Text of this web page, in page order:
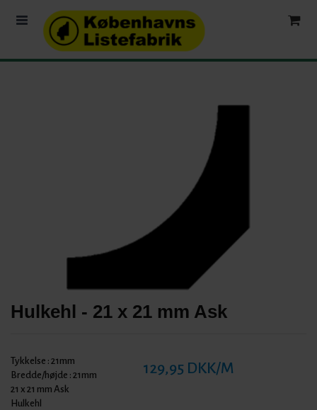
Hulkehl - 21 x 21 mm Ask
Tykkelse : 21mm
Bredde/højde : 21mm
21 x 21 mm Ask
Hulkehl
129,95 DKK/M